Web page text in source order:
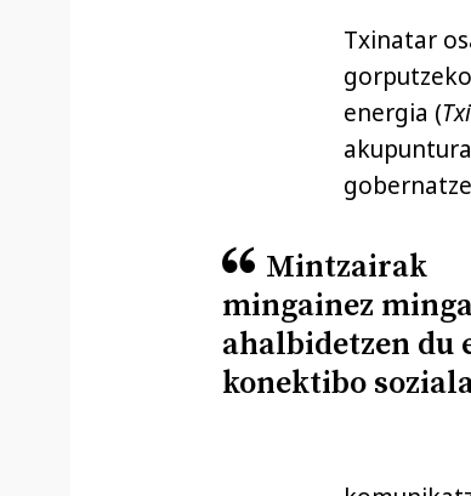
Txinatar
energia (Txi
Mintzairak
mingainez
ahalbidetzen du
konektibo